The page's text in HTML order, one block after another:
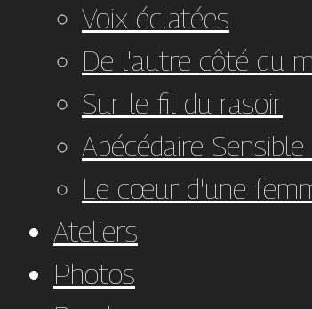
Voix éclatées
De l'autre côté du
Sur le fil du rasoir
Abécédaire
Le cœur d'une
Ateliers
Photos